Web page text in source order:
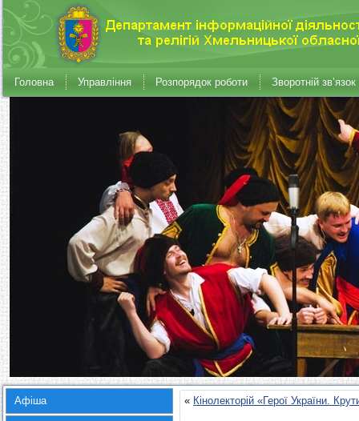
Головна Управління Розпорядок роботи Зворотній зв’язок
Афіша « Кінолекторій «Герої України.